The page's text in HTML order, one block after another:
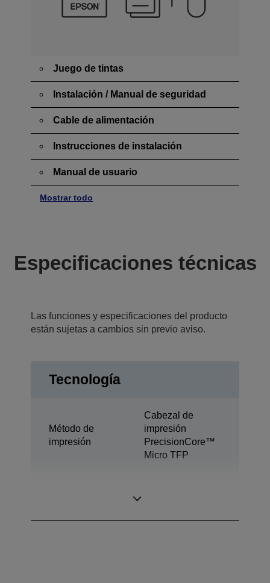
Juego de tintas
Instalación / Manual de seguridad
Cable de alimentación
Instrucciones de instalación
Manual de usuario
Mostrar todo
Especificaciones técnicas
Las funciones y especificaciones del producto
están sujetas a cambios sin previo aviso.
Tecnología
Método de
impresión
Cabezal de
impresión
PrecisionCore™
Micro TFP